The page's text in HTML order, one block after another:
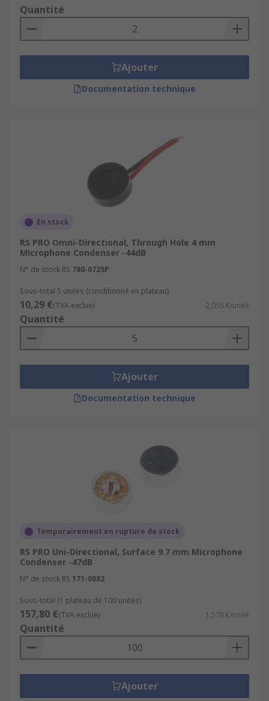
quality of their output sound. The quality can be
affected by the condenser's signal to noise ratio,
its sensitivity, and its directivity, whether Omni-
directional, uni-directional, or noise cancelling.
They also come in a range of different sizes and
may be through-hole, lead wire or surface
Quantité
Ajouter
Documentation technique
En stock
RS PRO Omni-Directional, Through Hole 4 mm
Microphone Condenser -44dB
N° de stock RS 780-0725P
Sous-total 5 unités (conditionné en plateau)
10,29 €(TVA exclue) 2,058 €/unité
Quantité
Ajouter
Documentation technique
Temporairement en rupture de stock
RS PRO Uni-Directional, Surface 9.7 mm Microphone
Condenser -47dB
N° de stock RS 171-0882
Sous-total (1 plateau de 100 unités)
157,80 €(TVA exclue) 1,578 €/unité
Quantité
Ajouter